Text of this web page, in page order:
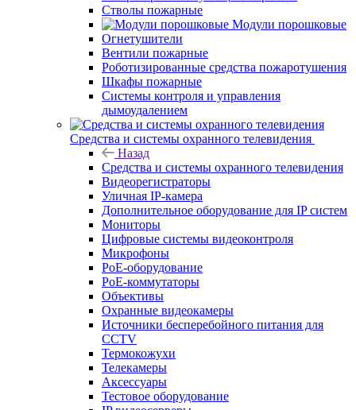
Стволы пожарные
Модули порошковые
Огнетушители
Вентили пожарные
Роботизированные средства пожаротушения
Шкафы пожарные
Системы контроля и управления
дымоудалением
Средства и системы охранного телевидения
Назад
Средства и системы охранного телевидения
Видеорегистраторы
Уличная IP-камера
Дополнительное оборудование для IP систем
Мониторы
Цифровые системы видеоконтроля
Микрофоны
PoE-оборудование
PoE-коммутаторы
Объективы
Охранные видеокамеры
Источники бесперебойного питания для
CCTV
Термокожухи
Телекамеры
Аксессуары
Тестовое оборудование